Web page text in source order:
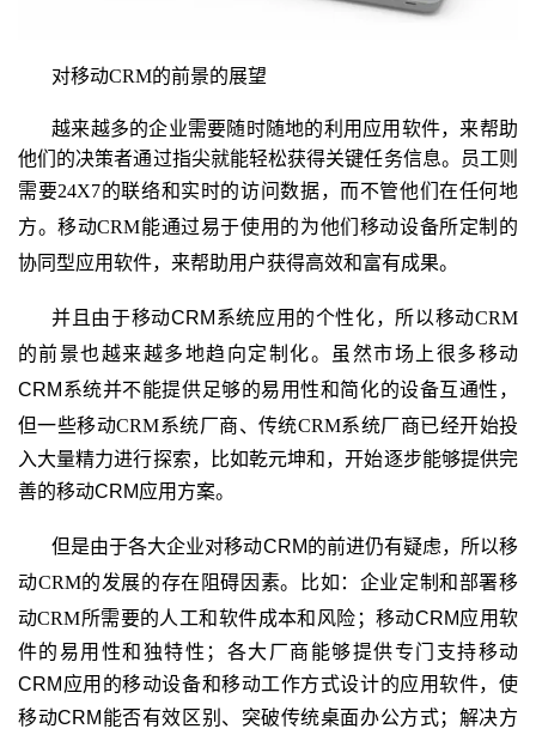
对移动CRM的前景的展望
越来越多的企业需要随时随地的利用应用软件，来帮助
他们的决策者通过指尖就能轻松获得关键任务信息。员工则
需要24X7的联络和实时的访问数据，而不管他们在任何地
方。移动CRM能通过易于使用的为他们移动设备所定制的
协同型应用软件，来帮助用户获得高效和富有成果。
并且由于移动CRM 系统应用的个性化，所以移动CRM
的前景也越来越多地趋向定制化。虽然市场上很多移动
CRM 系统并不能提供足够的易用性和简化的设备互通性，
但一些移动CRM系统厂商、传统CRM系统厂商已经开始投
入大量精力进行探索，比如乾元坤和，开始逐步能够提供完
善的移动CRM应用方案。
但是由于各大企业对移动CRM的前进仍有疑虑，所以移
动CRM的发展的存在阻碍因素。比如：企业定制和部署移
动CRM所需要的人工和软件成本和风险 ；移动CRM应用软
件的易用性和独特性；各大厂商能够提供专门支持移动
CRM 应用的移动设备和移动工作方式设计的应用软件，使
移动CRM能否有效区别、突破传统桌面办公方式；解决方